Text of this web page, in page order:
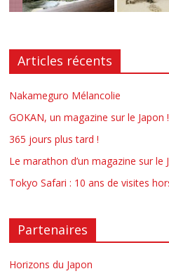
Articles récents
Nakameguro Mélancolie
GOKAN, un magazine sur le Japon
365 jours plus tard !
Le marathon d’un magazine sur le
Tokyo Safari : 10 ans de visites
Partenaires
Horizons du Japon